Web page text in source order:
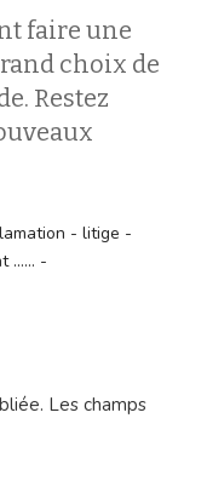
faire une
choix de
Restez
- litige -
...... -
Les champs